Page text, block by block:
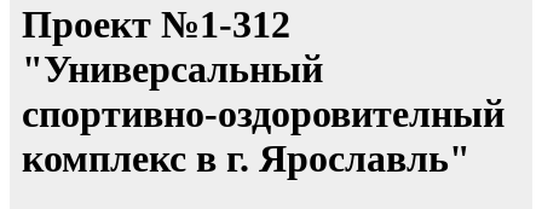
Проект №1-312
"Универсальный
спортивно-оздоровителный
комплекс в г. Ярославль"